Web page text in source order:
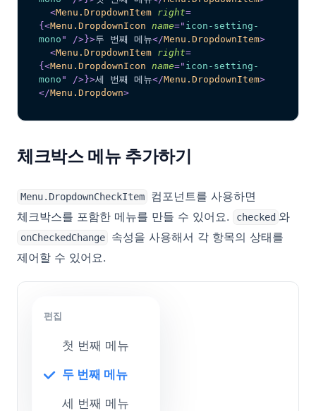
<Menu.DropdownItem right=
{ <Menu.DropdownIcon name=" icon-setting-
mono " /> }>두 번째 메뉴</Menu.DropdownItem>
<Menu.DropdownItem right=
{ <Menu.DropdownIcon name=" icon-setting-
mono " /> }>세 번째 메뉴</Menu.DropdownItem>
</Menu.Dropdown>
체크박스 메뉴 추가하기
Menu.DropdownCheckItem
컴포넌트를 사용하면
체크박스를 포함한 메뉴를 만들 수 있어요.
checked 와
onCheckedChange
속성을 사용해서 각 항목의 상태를
제어할 수 있어요.
편집
첫 번째 메뉴
두 번째 메뉴
세 번째 메뉴